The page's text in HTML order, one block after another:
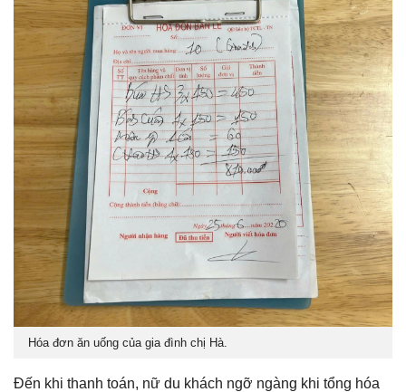
Hóa đơn ăn uống của gia đình chị Hà.
Đến khi thanh toán, nữ du khách ngỡ ngàng khi tổng hóa